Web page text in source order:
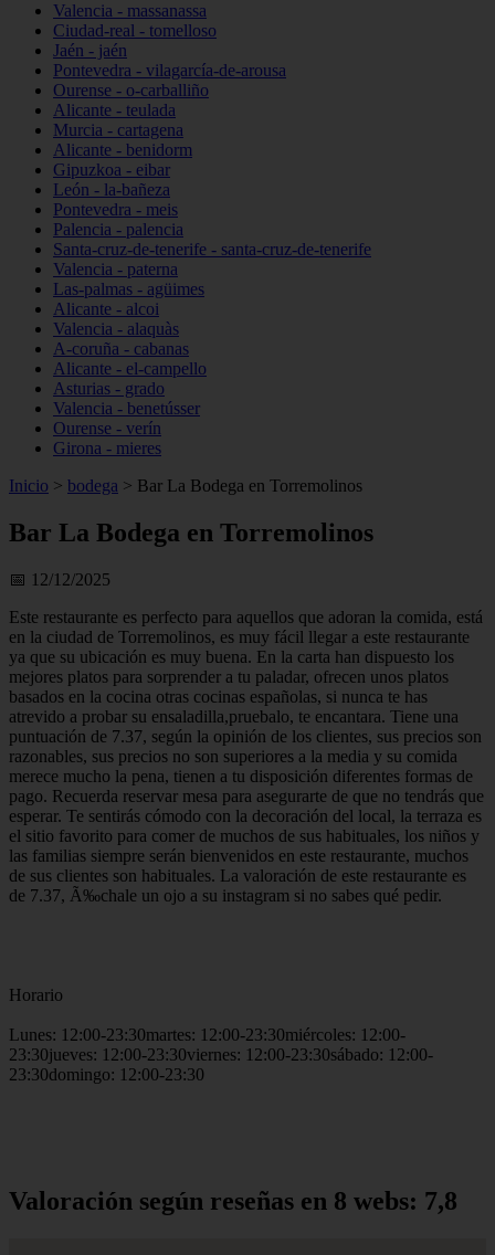
Valencia - massanassa
Ciudad-real - tomelloso
Jaén - jaén
Pontevedra - vilagarcía-de-arousa
Ourense - o-carballiño
Alicante - teulada
Murcia - cartagena
Alicante - benidorm
Gipuzkoa - eibar
León - la-bañeza
Pontevedra - meis
Palencia - palencia
Santa-cruz-de-tenerife - santa-cruz-de-tenerife
Valencia - paterna
Las-palmas - agüimes
Alicante - alcoi
Valencia - alaquàs
A-coruña - cabanas
Alicante - el-campello
Asturias - grado
Valencia - benetússer
Ourense - verín
Girona - mieres
Inicio > bodega > Bar La Bodega en Torremolinos
Bar La Bodega en Torremolinos
📅 12/12/2025
Este restaurante es perfecto para aquellos que adoran la comida, está
en la ciudad de Torremolinos, es muy fácil llegar a este restaurante
ya que su ubicación es muy buena. En la carta han dispuesto los
mejores platos para sorprender a tu paladar, ofrecen unos platos
basados en la cocina otras cocinas españolas, si nunca te has
atrevido a probar su ensaladilla,pruebalo, te encantara. Tiene una
puntuación de 7.37, según la opinión de los clientes, sus precios son
razonables, sus precios no son superiores a la media y su comida
merece mucho la pena, tienen a tu disposición diferentes formas de
pago. Recuerda reservar mesa para asegurarte de que no tendrás que
esperar. Te sentirás cómodo con la decoración del local, la terraza es
el sitio favorito para comer de muchos de sus habituales, los niños y
las familias siempre serán bienvenidos en este restaurante, muchos
de sus clientes son habituales. La valoración de este restaurante es
de 7.37, Ã‰chale un ojo a su instagram si no sabes qué pedir.
Horario
Lunes: 12:00-23:30martes: 12:00-23:30miércoles: 12:00-
23:30jueves: 12:00-23:30viernes: 12:00-23:30sábado: 12:00-
23:30domingo: 12:00-23:30
Valoración según reseñas en 8 webs: 7,8